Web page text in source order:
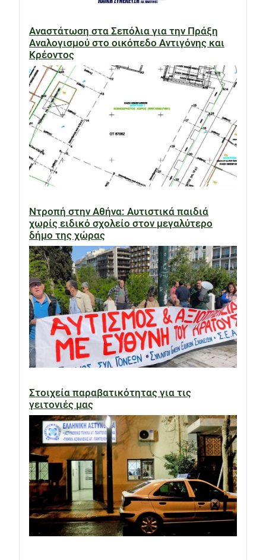
Αναστάτωση στα Σεπόλια για την Πράξη
Αναλογισμού στο οικόπεδο Αντιγόνης και
Κρέοντος
Ντροπή στην Αθήνα: Αυτιστικά παιδιά
χωρίς ειδικό σχολείο στον μεγαλύτερο
δήμο της χώρας
Στοιχεία παραβατικότητας για τις
γειτονιές μας